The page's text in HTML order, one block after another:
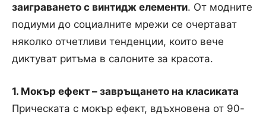
заиграването с винтидж елементи. От модните
подиуми до социалните мрежи се очертават
няколко отчетливи тенденции, които вече
диктуват ритъма в салоните за красота.
1. Мокър ефект – завръщането на класиката
Прическата с мокър ефект, вдъхновена от 90-